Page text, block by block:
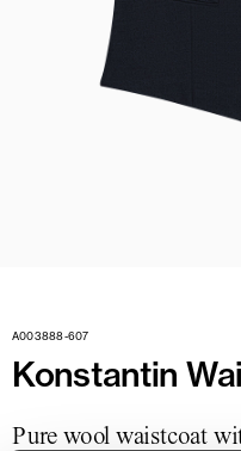
A003888-607
Konstantin
Pure wool waistcoat